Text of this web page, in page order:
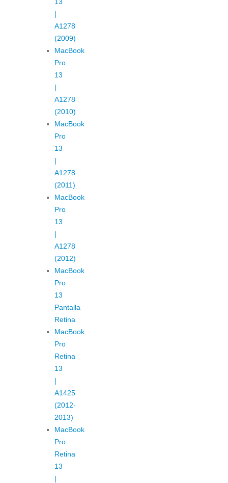
|
A1278
(2009)
MacBook
Pro
13
|
A1278
(2010)
MacBook
Pro
13
|
A1278
(2011)
MacBook
Pro
13
|
A1278
(2012)
MacBook
Pro
13
Pantalla
Retina
MacBook
Pro
Retina
13
|
A1425
(2012-
2013)
MacBook
Pro
Retina
13
|